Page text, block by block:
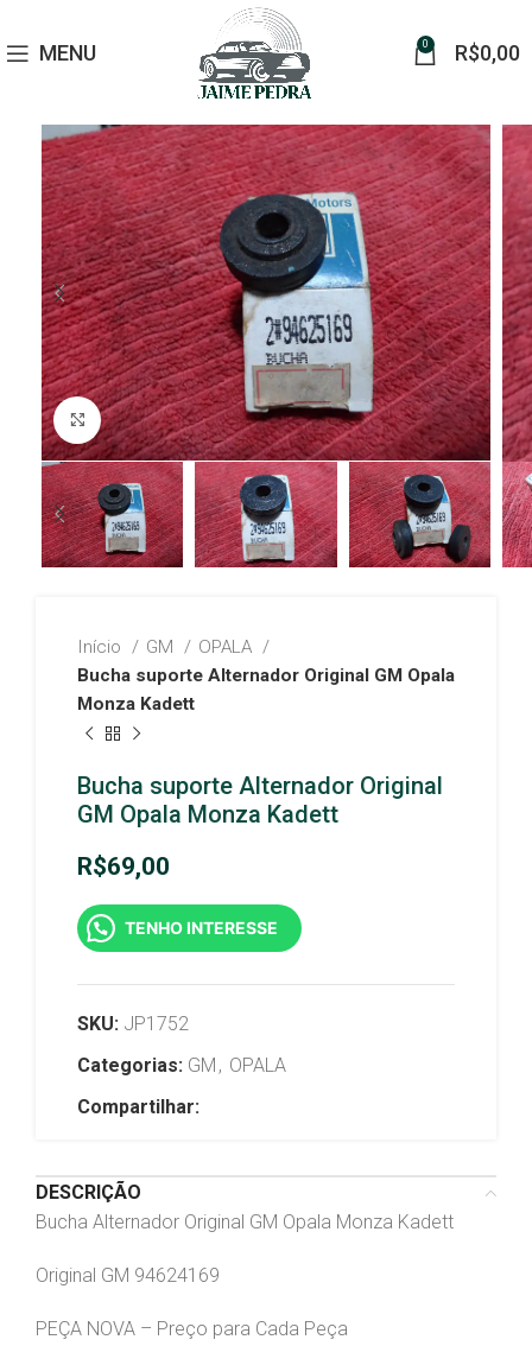
MENU 0 R$0,00
Click to enlarge
Início GM
OPALA
Bucha suporte Alternador Original GM Opala
Monza Kadett
Bucha suporte Alternador Original
GM Opala Monza Kadett
R$69,00
TENHO INTERESSE
SKU: JP1752
Categorias: GM , OPALA
Compartilhar:
DESCRIÇÃO
Bucha Alternador Original GM Opala Monza Kadett
Original GM 94624169
PEÇA NOVA – Preço para Cada Peça